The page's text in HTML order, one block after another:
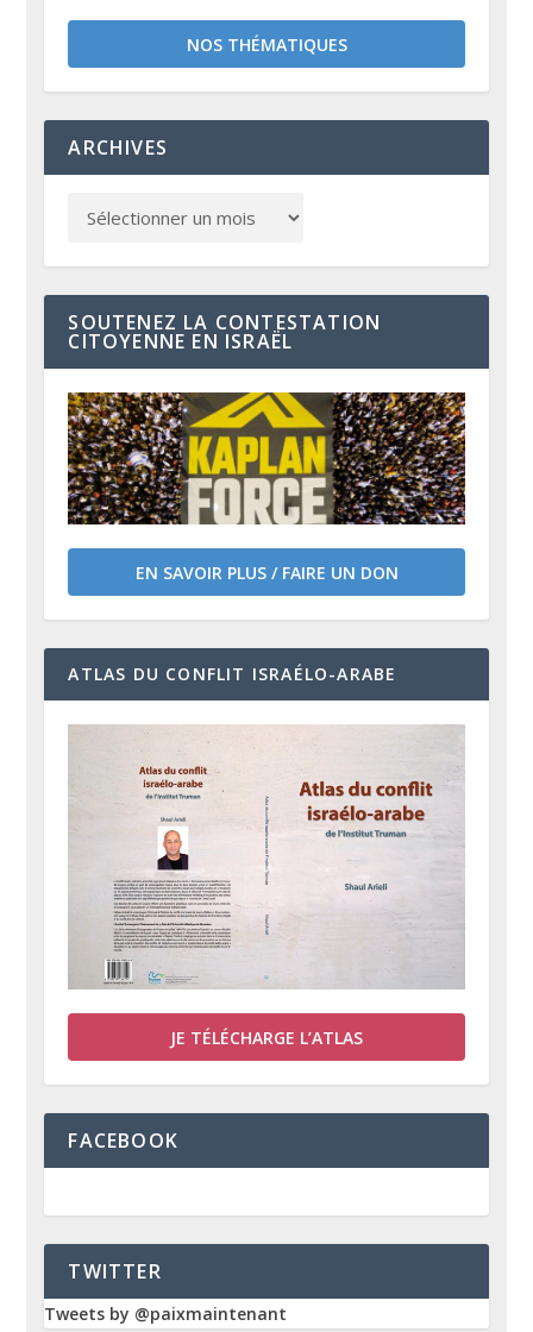
NOS THÉMATIQUES
ARCHIVES
SOUTENEZ LA CONTESTATION
CITOYENNE EN ISRAËL
EN SAVOIR PLUS / FAIRE UN DON
ATLAS DU CONFLIT ISRAÉLO-ARABE
JE TÉLÉCHARGE L’ATLAS
FACEBOOK
TWITTER
Tweets by @paixmaintenant